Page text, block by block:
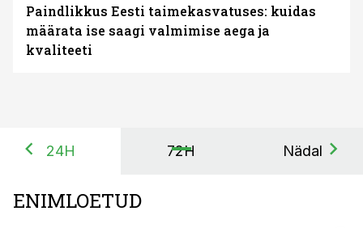
Paindlikkus Eesti taimekasvatuses: kuidas
määrata ise saagi valmimise aega ja
kvaliteeti
24H 72H Nädal
ENIMLOETUD